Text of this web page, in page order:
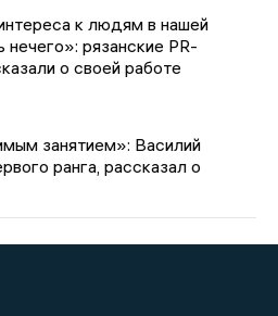
к людям в нашей
рязанские PR-
о своей работе
занятием»: Василий
ранга, рассказал о